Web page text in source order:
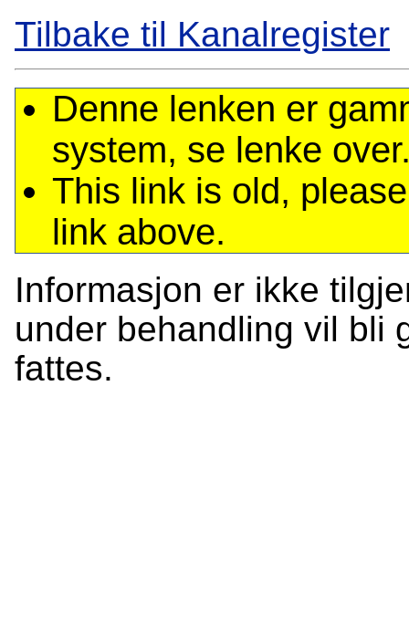
Tilbake til Kanalregister
Denne lenken er
system, se lenke
This link is old,
link above.
Informasjon er ikke
under behandling vil bli
fattes.